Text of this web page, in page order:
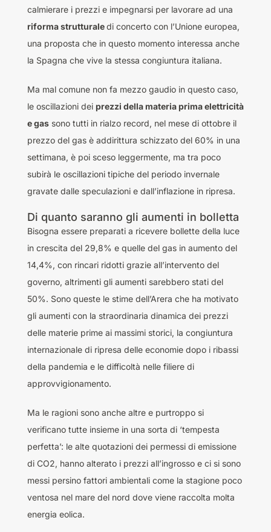
calmierare i prezzi e impegnarsi per lavorare ad una
riforma strutturaledi concerto con l’Unione europea,
una proposta che in questo momento interessa anche
la Spagna che vive la stessa congiuntura italiana.
Ma mal comune non fa mezzo gaudio in questo caso,
le oscillazioni dei prezzi della materia prima elettricità
e gassono tutti in rialzo record, nel mese di ottobre il
prezzo del gas è addirittura schizzato del 60% in una
settimana, è poi sceso leggermente, ma tra poco
subirà le oscillazioni tipiche del periodo invernale
gravate dalle speculazioni e dall’inflazione in ripresa.
Di quanto saranno gli aumenti in bolletta
Bisogna essere preparati a ricevere bollette della luce
in crescita del 29,8% e quelle del gas in aumento del
14,4%, con rincari ridotti grazie all’intervento del
governo, altrimenti gli aumenti sarebbero stati del
50%. Sono queste le stime dell’Arera che ha motivato
gli aumenti con la straordinaria dinamica dei prezzi
delle materie prime ai massimi storici, la congiuntura
internazionale di ripresa delle economie dopo i ribassi
della pandemia e le difficoltà nelle filiere di
approvvigionamento.
Ma le ragioni sono anche altre e purtroppo si
verificano tutte insieme in una sorta di ‘tempesta
perfetta’: le alte quotazioni dei permessi di emissione
di CO2, hanno alterato i prezzi all’ingrosso e ci si sono
messi persino fattori ambientali come la stagione poco
ventosa nel mare del nord dove viene raccolta molta
energia eolica.